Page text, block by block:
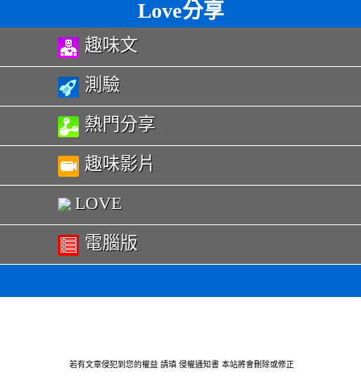
Love分享
趣味文
測驗
熱門分享
趣味影片
LOVE
電腦版
若有文章侵犯到您的權益 請瑱 侵權通知書 本站將會刪除或修正